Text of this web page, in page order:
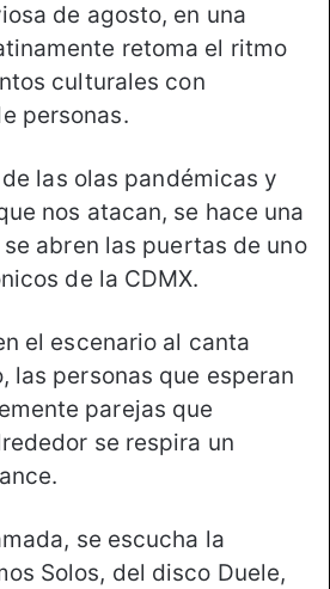
de agosto, en una
retoma el ritmo
culturales con
personas.
las olas pandémicas y
nos atacan, se hace una
abren las puertas de uno
de la CDMX.
el escenario al canta
las personas que esperan
parejas que
se respira un
se escucha la
Solos, del disco Duele,